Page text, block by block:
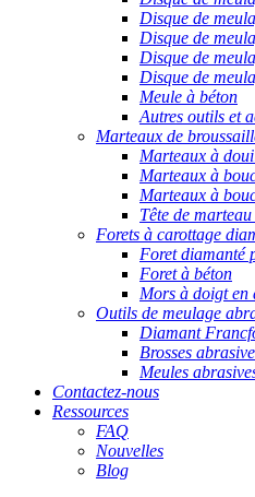
Disque de
Disque de
Disque de
Disque de
Meule à béton
Autres outils et
Marteaux de
Marteaux à
Marteaux à
Marteaux à
Tête de
Forets à carottage
Foret diamanté
Foret à béton
Mors à doigt en
Outils de meulage
Diamant
Brosses
Meules
Contactez-nous
Ressources
FAQ
Nouvelles
Blog